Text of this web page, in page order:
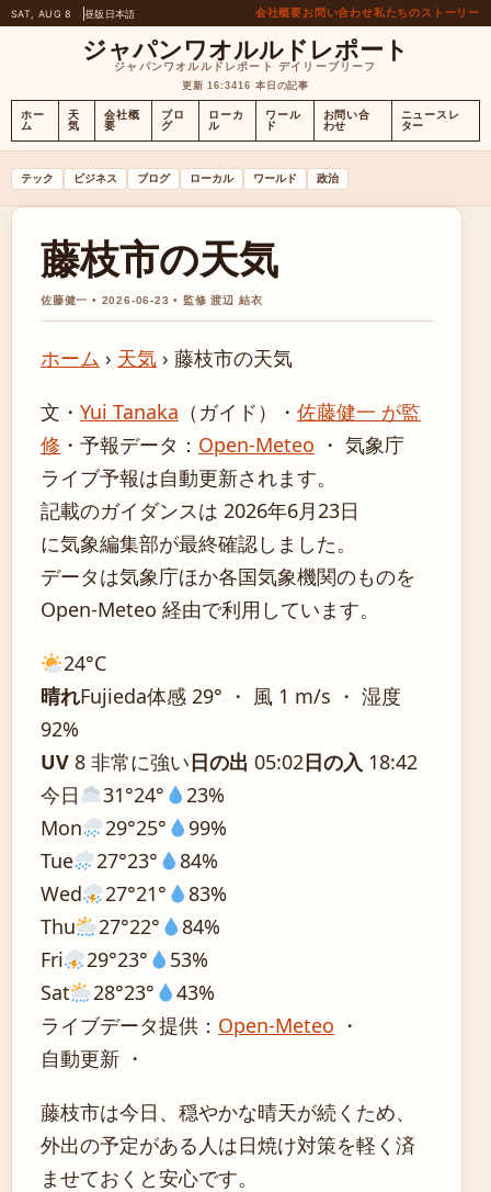
SAT, AUG 8 昼版 日本語 会社概要お問い合わせ私たちのストーリー
ジャパンワオルルドレポート
ジャパンワオルルドレポート デイリーブリーフ
更新 16:3416 本日の記事
ホー
ム
天
気
会社概
要
ブロ
グ
ローカ
ル
ワール
ド
お問い合
わせ
ニュースレ
ター
テック ビジネス ブログ ローカル ワールド 政治
藤枝市の天気
佐藤健一 • 2026-06-23 • 監修 渡辺 結衣
ホーム › 天気 › 藤枝市の天気
文・ Yui Tanaka （ガイド） ・ 佐藤健一 が監
修 ・ 予報データ： Open-Meteo ・ 気象庁
ライブ予報は自動更新されます。
記載のガイダンスは 2026年6月23日
に気象編集部が最終確認しました。
データは気象庁ほか各国気象機関のものを
Open-Meteo 経由で利用しています。
24°C
晴れFujieda体感 29° ・ 風 1 m/s ・ 湿度
92%
UV 8 非常に強い日の出 05:02日の入 18:42
今日
31°24°
23%
Mon
29°25°
99%
Tue
27°23°
84%
Wed
27°21°
83%
Thu
27°22°
84%
Fri
29°23°
53%
Sat
28°23°
43%
ライブデータ提供： Open-Meteo ・
自動更新 ・
藤枝市は今日、穏やかな晴天が続くため、
外出の予定がある人は日焼け対策を軽く済
ませておくと安心です。